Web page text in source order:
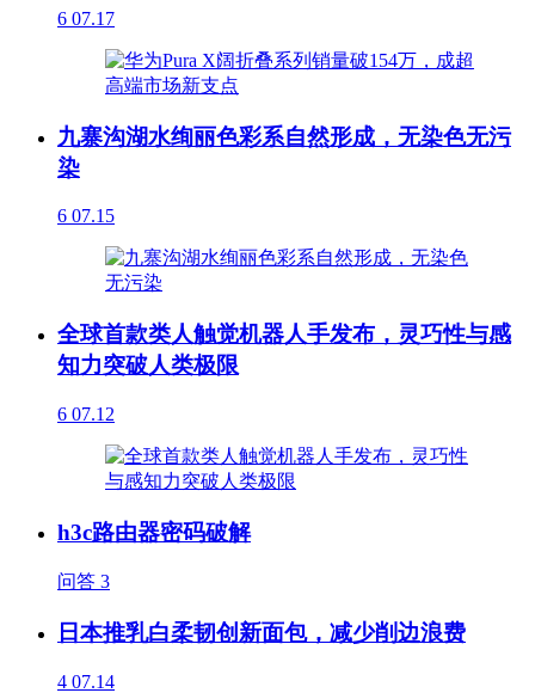
6 07.17
九寨沟湖水绚丽色彩系自然形成，无染色无污
染
6 07.15
全球首款类人触觉机器人手发布，灵巧性与感
知力突破人类极限
6 07.12
h3c路由器密码破解
问答 3
日本推乳白柔韧创新面包，减少削边浪费
4 07.14